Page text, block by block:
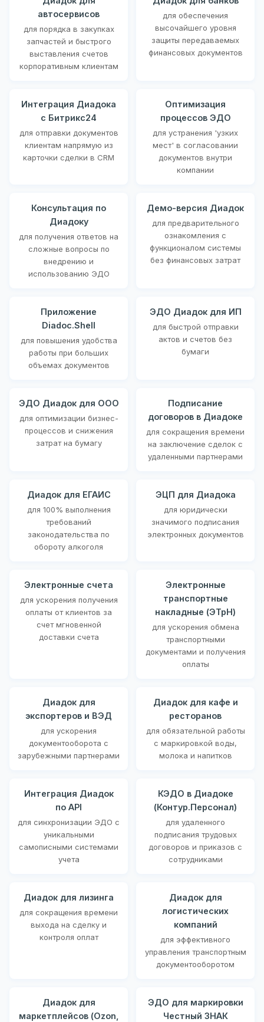
автосервисов
для порядка в закупках
запчастей и быстрого
выставления счетов
корпоративным клиентам
для обеспечения
высочайшего уровня
защиты передаваемых
финансовых документов
Интеграция Диадока
с Битрикс24
для отправки документов
клиентам напрямую из
карточки сделки в CRM
Оптимизация
процессов ЭДО
для устранения 'узких
мест' в согласовании
документов внутри
компании
Консультация по
Диадоку
для получения ответов на
сложные вопросы по
внедрению и
использованию ЭДО
Демо-версия Диадок
для предварительного
ознакомления с
функционалом системы
без финансовых затрат
Приложение
Diadoc.Shell
для повышения удобства
работы при больших
объемах документов
ЭДО Диадок для ИП
для быстрой отправки
актов и счетов без
бумаги
ЭДО Диадок для ООО
для оптимизации бизнес-
процессов и снижения
затрат на бумагу
Подписание
договоров в Диадоке
для сокращения времени
на заключение сделок с
удаленными партнерами
Диадок для ЕГАИС
для 100% выполнения
требований
законодательства по
обороту алкоголя
ЭЦП для Диадока
для юридически
значимого подписания
электронных документов
Электронные счета
для ускорения получения
оплаты от клиентов за
счет мгновенной
доставки счета
Электронные
транспортные
накладные (ЭТрН)
для ускорения обмена
транспортными
документами и получения
оплаты
Диадок для
экспортеров и ВЭД
для ускорения
документооборота с
зарубежными партнерами
Диадок для кафе и
ресторанов
для обязательной работы
с маркировкой воды,
молока и напитков
Интеграция Диадок
по API
для синхронизации ЭДО с
уникальными
самописными системами
учета
КЭДО в Диадоке
(Контур.Персонал)
для удаленного
подписания трудовых
договоров и приказов с
сотрудниками
Диадок для лизинга
для сокращения времени
выхода на сделку и
контроля оплат
Диадок для
логистических
компаний
для эффективного
управления транспортным
документооборотом
Диадок для
маркетплейсов (Ozon,
ЭДО для маркировки
Честный ЗНАК